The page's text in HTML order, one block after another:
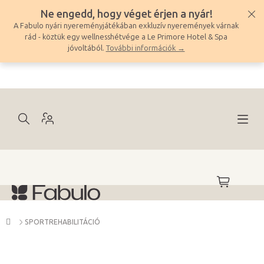
tartalomhoz
Ne engedd, hogy véget érjen a nyár!
A Fabulo nyári nyereményjátékában exkluzív nyeremények várnak
rád - köztük egy wellnesshétvége a Le Primore Hotel & Spa
jóvoltából. További információk →
KOSÁR
Kezdőlap
SPORTREHABILITÁCIÓ